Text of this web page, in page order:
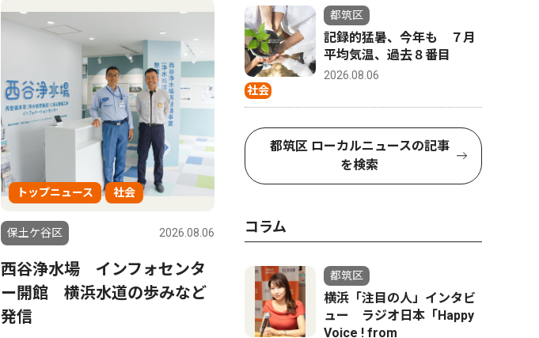
トップニュース 社会
保土ケ谷区 2026.08.06
西谷浄水場 インフォセンタ
ー開館 横浜水道の歩みなど
発信
社会
都筑区
記録的猛暑、今年も ７月
平均気温、過去８番目
2026.08.06
都筑区 ローカルニュースの記事
を検索
コラム
都筑区
横浜「注目の人」インタビ
ュー ラジオ日本「Happy
Voice ! from